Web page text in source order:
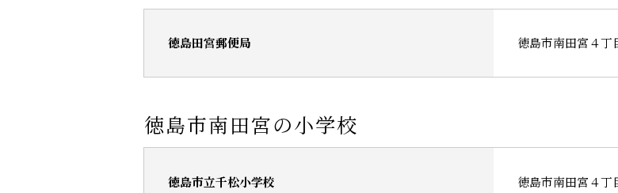
徳島田宮郵便局 徳島市南田宮４丁
徳島市南田宮の小学校
徳島市立千松小学校 徳島市南田宮４丁